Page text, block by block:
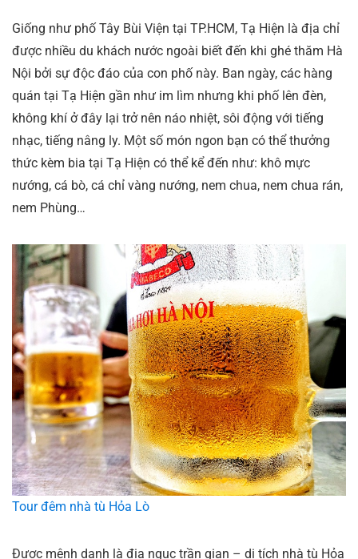
Giống như phố Tây Bùi Viện tại TP.HCM, Tạ Hiện là địa chỉ
được nhiều du khách nước ngoài biết đến khi ghé thăm Hà
Nội bởi sự độc đáo của con phố này. Ban ngày, các hàng
quán tại Tạ Hiện gần như im lìm nhưng khi phố lên đèn,
không khí ở đây lại trở nên náo nhiệt, sôi động với tiếng
nhạc, tiếng nâng ly. Một số món ngon bạn có thể thưởng
thức kèm bia tại Tạ Hiện có thể kể đến như: khô mực
nướng, cá bò, cá chỉ vàng nướng, nem chua, nem chua rán,
nem Phùng…
Tour đêm nhà tù Hỏa Lò
Được mệnh danh là địa ngục trần gian – di tích nhà tù Hỏa